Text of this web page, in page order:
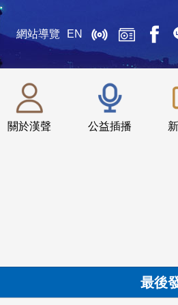
網站導覽 EN
關於漢聲 公益插播
最後